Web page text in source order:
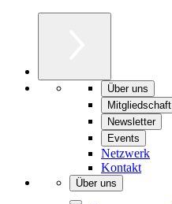
Über uns
Mitgliedschaft
Newsletter
Events
Netzwerk
Kontakt
Über uns